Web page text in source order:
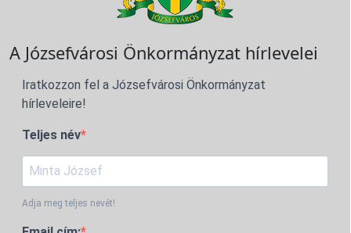
A Józsefvárosi Önkormányzat hírlevelei
Iratkozzon fel a Józsefvárosi Önkormányzat
hírleveleire!
Teljes név
Adja meg teljes nevét!